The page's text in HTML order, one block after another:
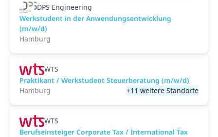
DPS Engineering
Werkstudent in der Anwendungsentwicklung
(m/w/d)
Hamburg
WTS
Praktikant / Werkstudent Steuerberatung (m/w/d)
Hamburg
+11 weitere Standorte
WTS
Berufseinsteiger Corporate Tax / International Tax